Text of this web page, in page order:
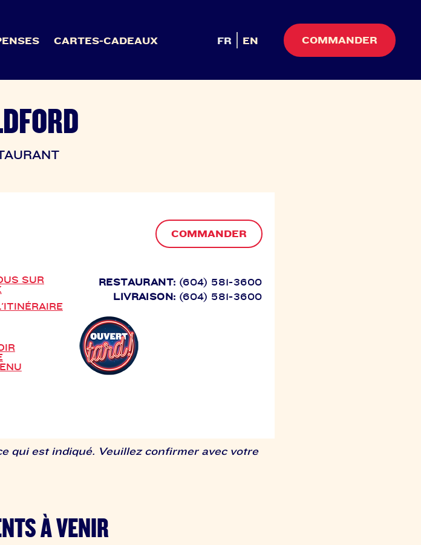
CARTES-CADEAUX FR EN COMMANDER
COMMANDER
SUR RESTAURANT: (604) 581-3600
LIVRAISON: (604) 581-3600
qui est indiqué. Veuillez confirmer avec votre
À VENIR